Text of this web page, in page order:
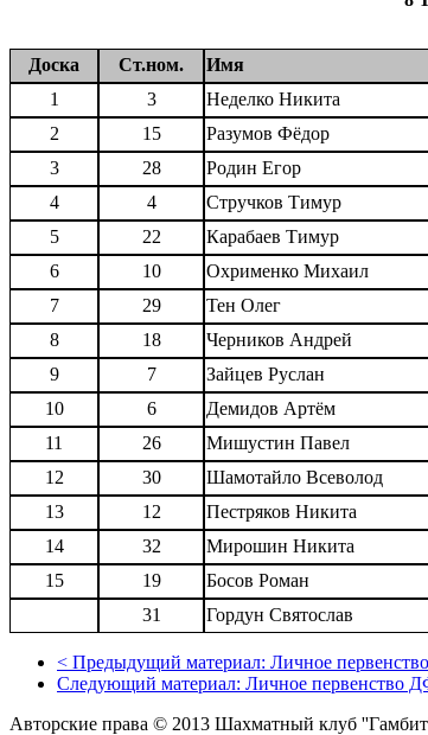
Доска Ст.ном. Имя
1
3 Неделко Никита
2
15 Разумов Фёдор
3
28 Родин Егор
4
4 Стручков Тимур
5
22 Карабаев Тимур
6
10 Охрименко Михаил
7
29 Тен Олег
8
18 Черников Андрей
9
7 Зайцев Руслан
10
6 Демидов Артём
11
26 Мишустин Павел
12
30 Шамотайло Всеволод
13
12 Пестряков Никита
14
32 Мирошин Никита
15
19 Босов Роман
31
Гордун Святослав
< Предыдущий материал: Личное
Следующий материал: Личное первенство
Авторские права © 2013 Шахматный клуб